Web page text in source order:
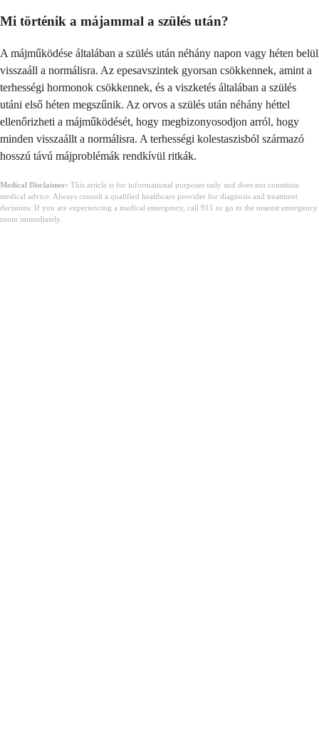
Mi történik a májammal a szülés után?
A májműködése általában a szülés után néhány napon vagy héten belül
visszaáll a normálisra. Az epesavszintek gyorsan csökkennek, amint a
terhességi hormonok csökkennek, és a viszketés általában a szülés
utáni első héten megszűnik. Az orvos a szülés után néhány héttel
ellenőrizheti a májműködését, hogy megbizonyosodjon arról, hogy
minden visszaállt a normálisra. A terhességi kolestaszisból származó
hosszú távú májproblémák rendkívül ritkák.
Medical Disclaimer: This article is for informational purposes only and does not constitute
medical advice. Always consult a qualified healthcare provider for diagnosis and treatment
decisions. If you are experiencing a medical emergency, call 911 or go to the nearest emergency
room immediately.